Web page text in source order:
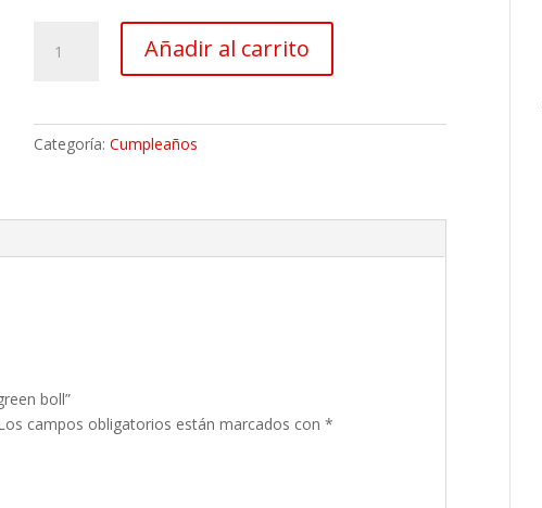
green
Añadir al carrito
Categoría:Cumpleaños
boll”
campos obligatorios están marcados con*